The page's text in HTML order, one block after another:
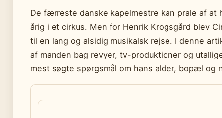
De færreste danske kapelmestre kan prale af at
årig i et cirkus. Men for Henrik Krogsgård blev
til en lang og alsidig musikalsk rejse. I denne
af manden bag revyer, tv-produktioner og
mest søgte spørgsmål om hans alder, bopæl og